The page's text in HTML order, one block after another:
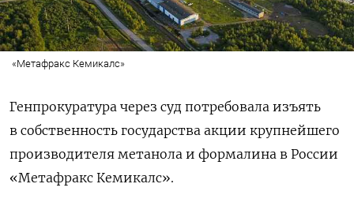
«Метафракс Кемикалс»
Генпрокуратура через суд потребовала изъять
в собственность государства акции крупнейшего
производителя метанола и формалина в России
«Метафракс Кемикалс».